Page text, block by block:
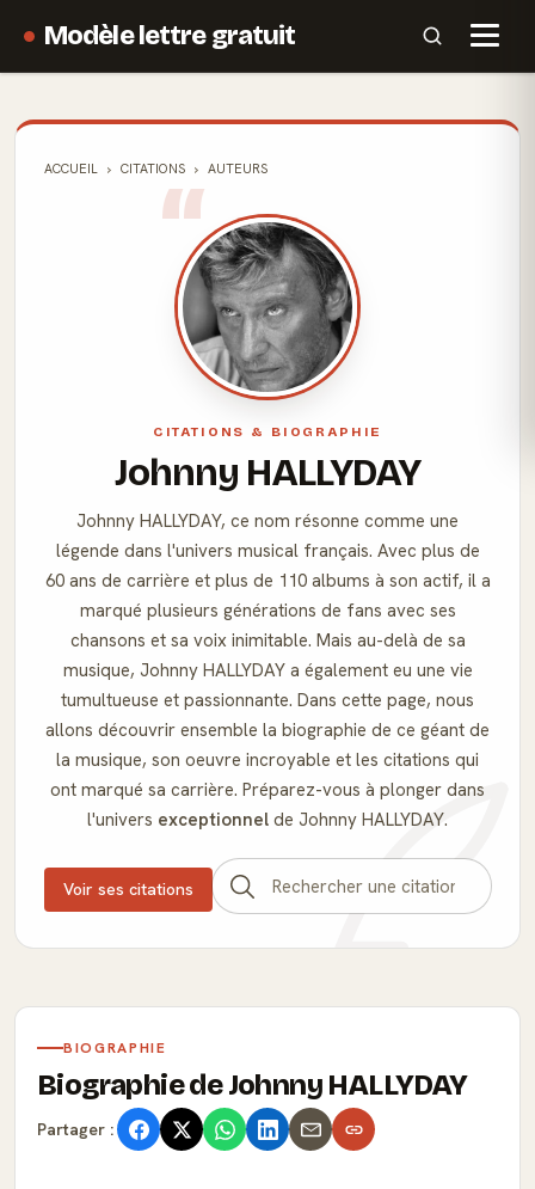
Modèle lettre gratuit
ACCUEIL CITATIONS AUTEURS
CITATIONS & BIOGRAPHIE
Johnny HALLYDAY
Johnny HALLYDAY, ce nom résonne comme une
légende dans l'univers musical français. Avec plus de
60 ans de carrière et plus de 110 albums à son actif, il a
marqué plusieurs générations de fans avec ses
chansons et sa voix inimitable. Mais au-delà de sa
musique, Johnny HALLYDAY a également eu une vie
tumultueuse et passionnante. Dans cette page, nous
allons découvrir ensemble la biographie de ce géant de
la musique, son oeuvre incroyable et les citations qui
ont marqué sa carrière. Préparez-vous à plonger dans
l'univers exceptionnel de Johnny HALLYDAY.
Voir ses citations
BIOGRAPHIE
Biographie de Johnny HALLYDAY
Partager :